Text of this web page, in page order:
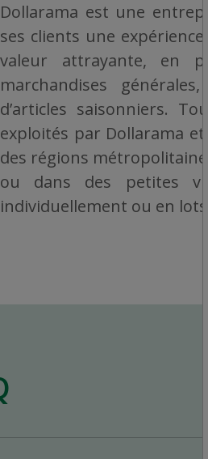
Dollarama est une
ses clients une
valeur attrayante, en
marchandises
d’articles saisonniers.
exploités par Dollarama
des régions
ou dans des petites
individuellement ou en